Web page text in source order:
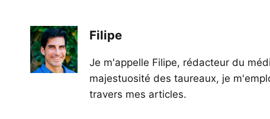
Filipe
Je m'appelle Filipe, rédacteur du
majestuosité des taureaux, je
travers mes articles.